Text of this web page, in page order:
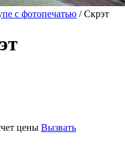
с фотопечатью / Скрэт
цены Вызвать